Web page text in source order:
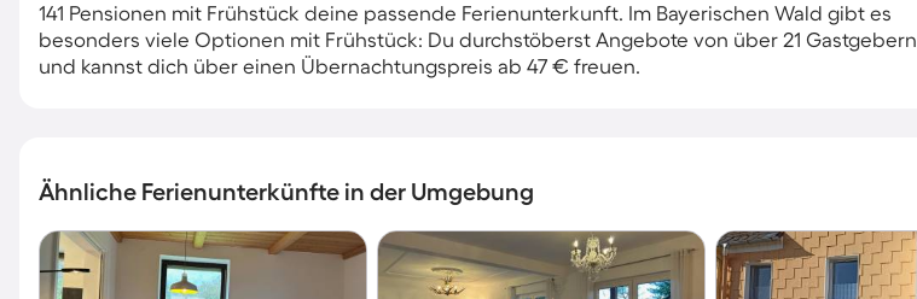
141 Pensionen mit Frühstück deine passende Ferienunterkunft. Im Bayerischen Wald gibt es
besonders viele Optionen mit Frühstück: Du durchstöberst Angebote von über 21 Gastgebern
und kannst dich über einen Übernachtungspreis ab 47 € freuen.
Ähnliche Ferienunterkünfte in der Umgebung